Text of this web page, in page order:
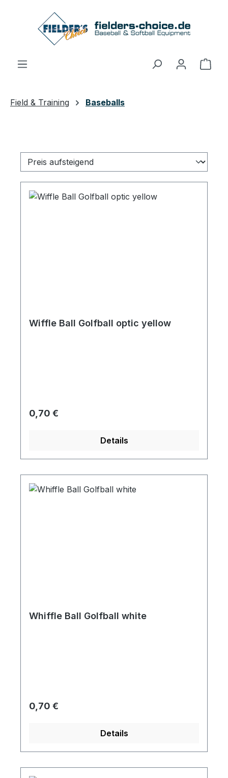
Zum Hauptinhalt springen
Field & Training Baseballs
Wiffle Ball Golfball optic yellow
Regulärer Preis:
0,70 €
Details
Whiffle Ball Golfball white
Regulärer Preis:
0,70 €
Details